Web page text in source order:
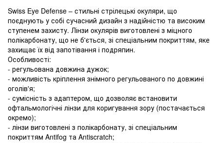
Swiss Eye Defense – стильні стрілецькі окуляри, що
поєднують у собі сучасний дизайн з надійністю та високим
ступенем захисту. Лінзи окулярів виготовлені з міцного
полікарбонату, що не б'ється, зі спеціальним покриттям, яке
захищає їх від запотівання і подряпин.
Особливості:
- регульована довжина дужок;
- можливість кріплення знімного регульованого по довжині
оголів'я;
- сумісність з адаптером, що дозволяє встановити
офтальмологічні лінзи для коригування зору (постачається
окремо);
- лінзи виготовлені з полікарбонату, зі спеціальним
покриттям Antifog та Antiscratch;